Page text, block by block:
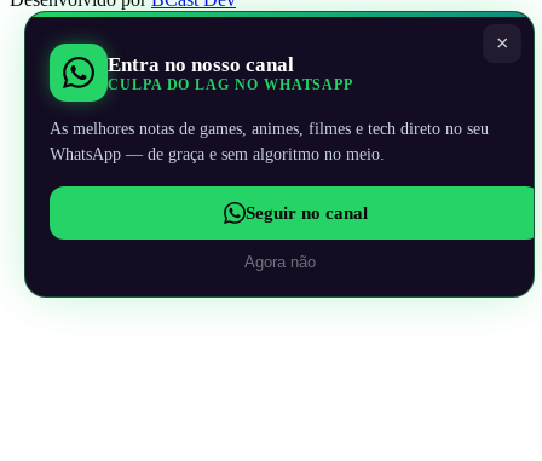
×
Entra no nosso canal
CULPA DO LAG NO WHATSAPP
As melhores notas de games, animes, filmes e tech direto no seu
WhatsApp — de graça e sem algoritmo no meio.
Seguir no canal
Agora não